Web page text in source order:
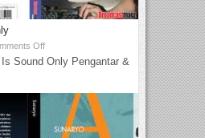
Off
Sound Only Pengantar &